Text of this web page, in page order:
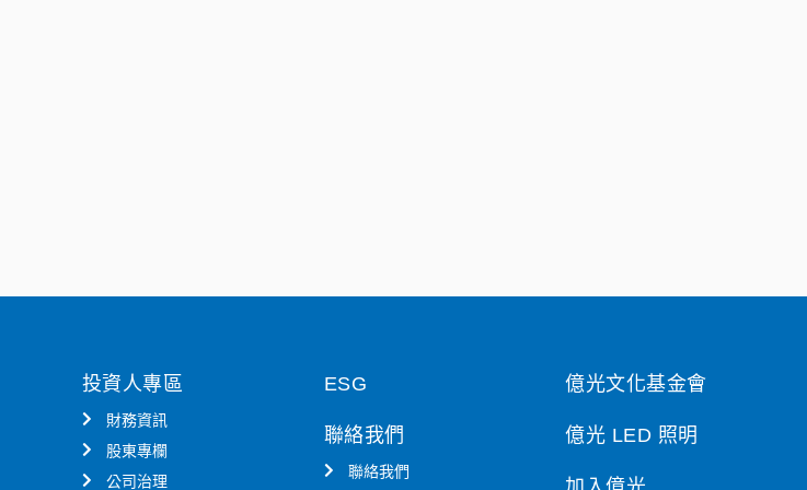
投資人專區
財務資訊
股東專欄
公司治理
ESG
聯絡我們
聯絡我們
億光文化基金會
億光 LED 照明